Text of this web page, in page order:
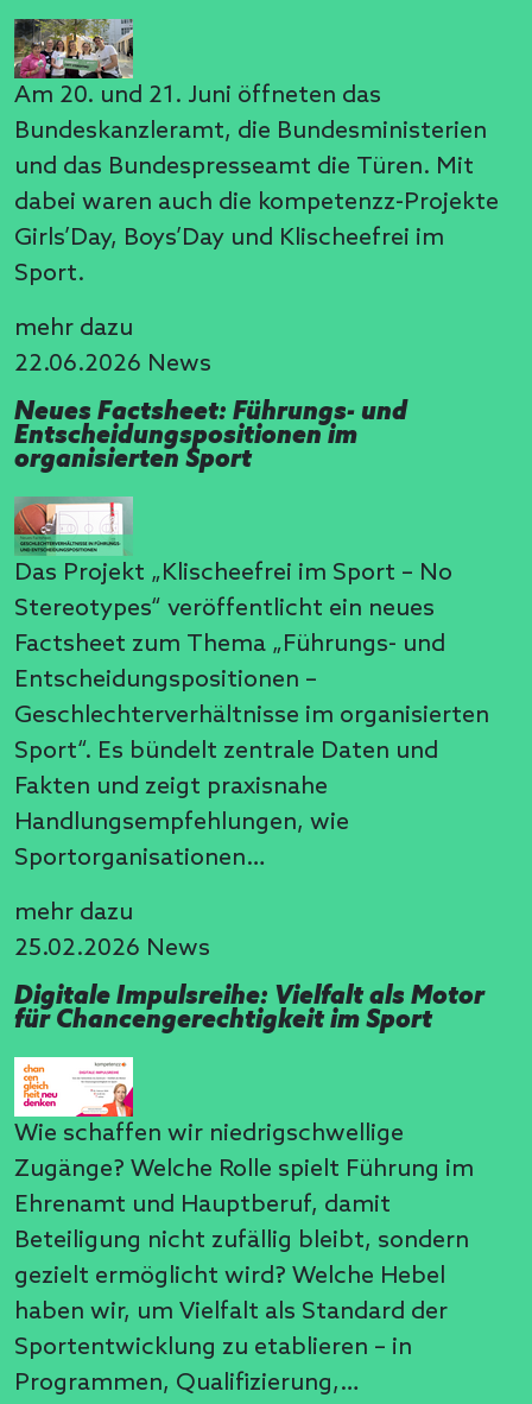
Am 20. und 21. Juni öffneten das
Bundeskanzleramt, die Bundesministerien
und das Bundespresseamt die Türen. Mit
dabei waren auch die kompetenzz-Projekte
Girls’Day, Boys’Day und Klischeefrei im
Sport.
mehr dazu
22.06.2026 News
Neues Factsheet: Führungs- und
Entscheidungspositionen im
organisierten Sport
Das Projekt „Klischeefrei im Sport – No
Stereotypes“ veröffentlicht ein neues
Factsheet zum Thema „Führungs- und
Entscheidungspositionen –
Geschlechterverhältnisse im organisierten
Sport“. Es bündelt zentrale Daten und
Fakten und zeigt praxisnahe
Handlungsempfehlungen, wie
Sportorganisationen…
mehr dazu
25.02.2026 News
Digitale Impulsreihe: Vielfalt als Motor
für Chancengerechtigkeit im Sport
Wie schaffen wir niedrigschwellige
Zugänge? Welche Rolle spielt Führung im
Ehrenamt und Hauptberuf, damit
Beteiligung nicht zufällig bleibt, sondern
gezielt ermöglicht wird? Welche Hebel
haben wir, um Vielfalt als Standard der
Sportentwicklung zu etablieren – in
Programmen, Qualifizierung,…